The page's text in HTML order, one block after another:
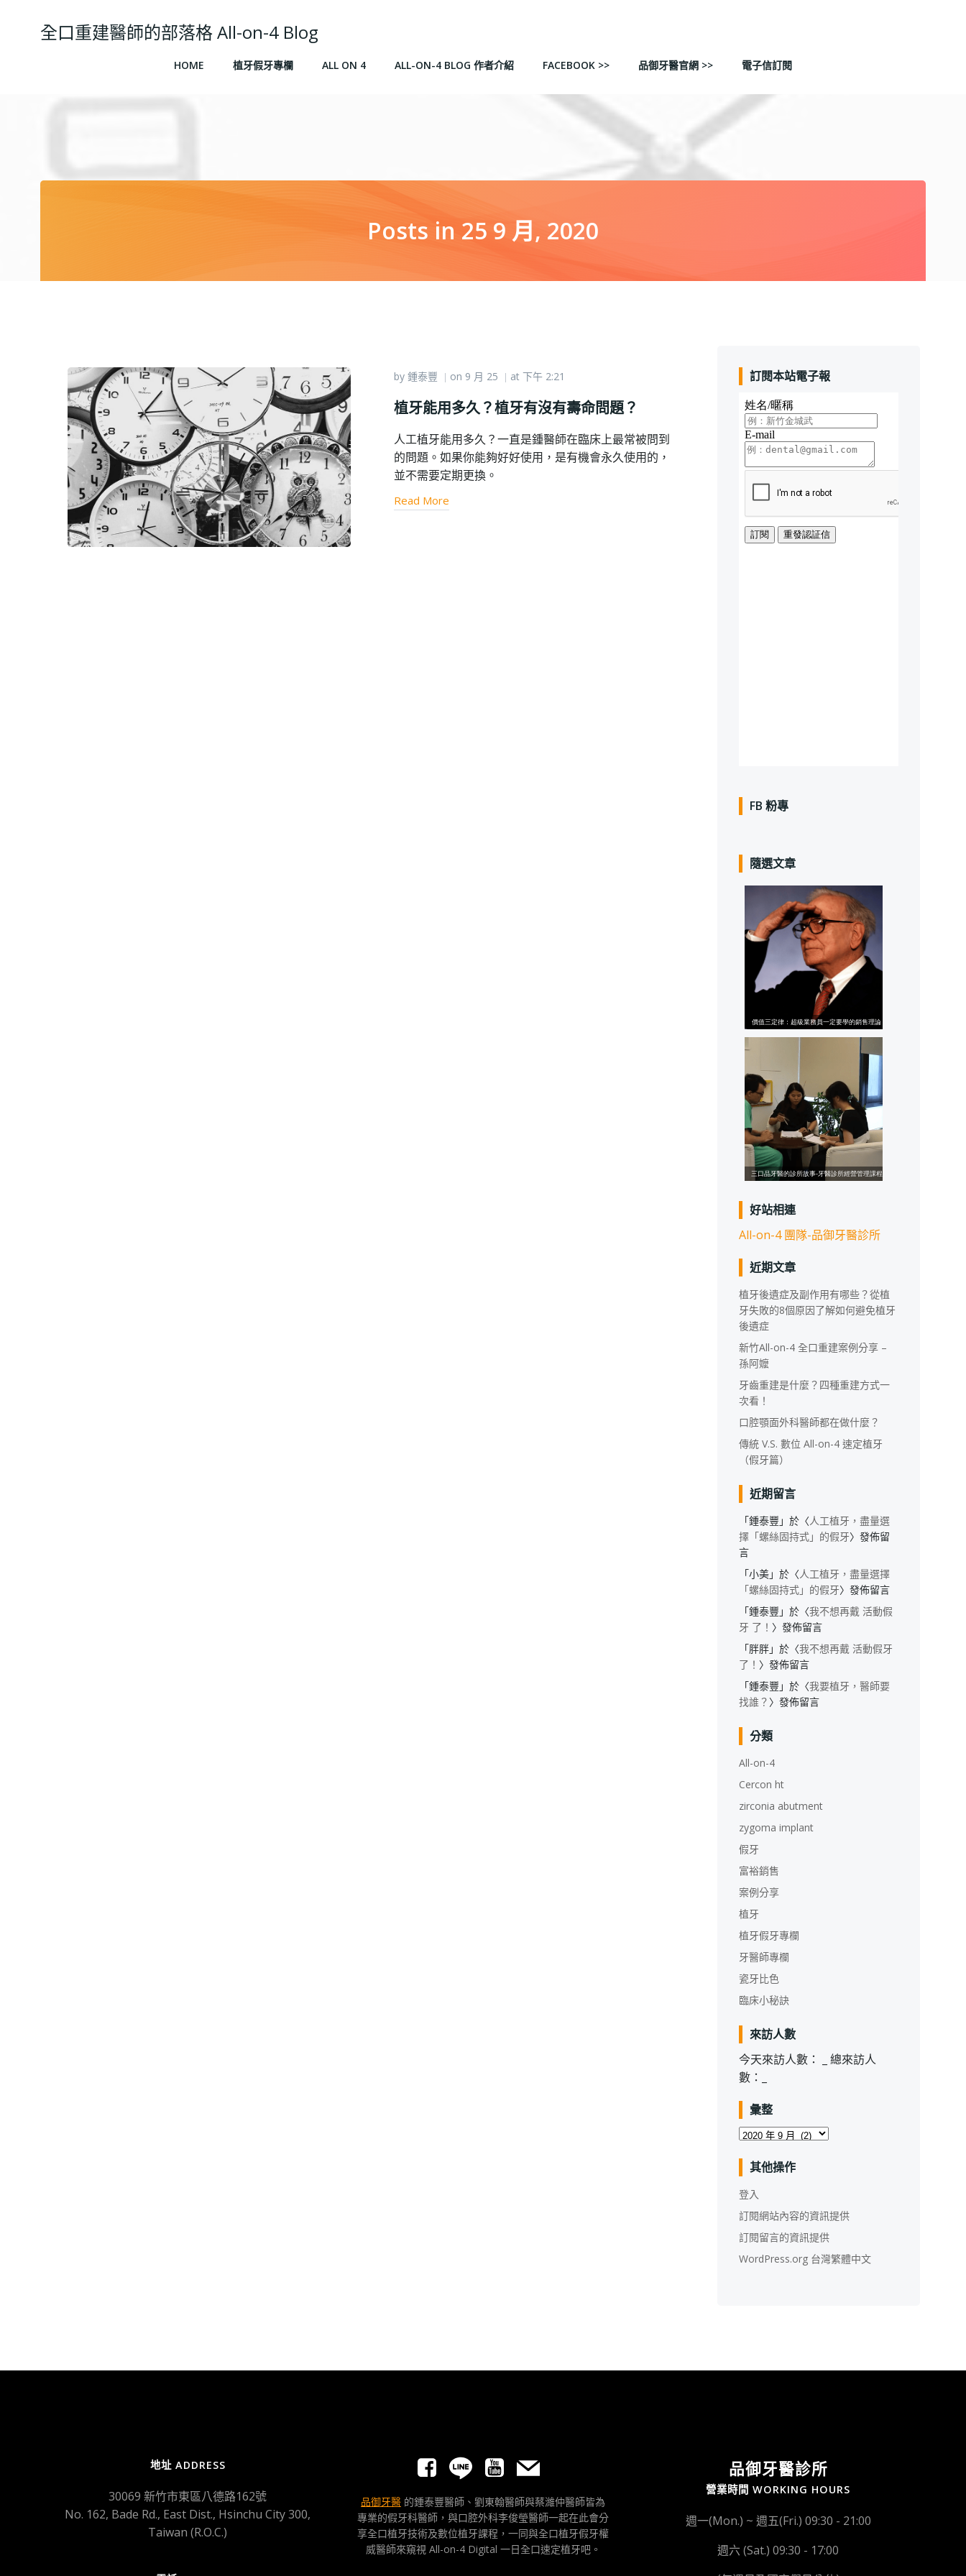
全口重建醫師的部落格 All-on-4 Blog
HOME 植牙假牙專欄 ALL ON 4 ALL-ON-4 BLOG 作者介紹 FACEBOOK >> 品御牙醫官網 >> 電子信訂閱
Posts in 25 9 月, 2020
by 鍾泰豐 | on 9 月 25 | at 下午 2:21
植牙能用多久？植牙有沒有壽命問題？
人工植牙能用多久？一直是鍾醫師在臨床上最常被問到
的問題。如果你能夠好好使用，是有機會永久使用的，
並不需要定期更換。
Read More
訂閱本站電子報
FB 粉專
隨選文章
好站相連
All-on-4 團隊-品御牙醫診所
近期文章
植牙後遺症及副作用有哪些？從植
牙失敗的8個原因了解如何避免植牙
後遺症
新竹All-on-4 全口重建案例分享 –
孫阿嬤
牙齒重建是什麼？四種重建方式一
次看！
口腔顎面外科醫師都在做什麼？
傳統 V.S. 數位 All-on-4 速定植牙
（假牙篇）
近期留言
「鍾泰豐 」於〈人工植牙，盡量選
擇「螺絲固持式」的假牙〉發佈留
言
「小美」於〈人工植牙，盡量選擇
「螺絲固持式」的假牙〉發佈留言
「鍾泰豐 」於〈我不想再戴 活動假
牙 了！ 〉發佈留言
「胖胖」於〈我不想再戴 活動假牙
了！ 〉發佈留言
「鍾泰豐 」於〈我要植牙，醫師要
找誰？ 〉發佈留言
分類
All-on-4
Cercon ht
zirconia abutment
zygoma implant
假牙
富裕銷售
案例分享
植牙
植牙假牙專欄
牙醫師專欄
瓷牙比色
臨床小秘訣
來訪人數
今天來訪人數：
總來訪人
數：
彙整
彙
其他操作
登入
訂閱網站內容的資訊提供
訂閱留言的資訊提供
WordPress.org 台灣繁體中文
地址 ADDRESS
30069 新竹市東區八德路162號
No. 162, Bade Rd., East Dist., Hsinchu City 300,
Taiwan (R.O.C.)
品御牙醫 的鍾泰豐醫師、劉東翰醫師與蔡濰仲醫師皆為
專業的假牙科醫師，與口腔外科李俊瑩醫師一起在此會分
享全口植牙技術及數位植牙課程，一同與全口植牙假牙權
威醫師來窺視 All-on-4 Digital 一日全口速定植牙吧。
品御牙醫診所
營業時間 WORKING HOURS
週一(Mon.) ~ 週五(Fri.) 09:30 - 21:00
週六 (Sat.) 09:30 - 17:00